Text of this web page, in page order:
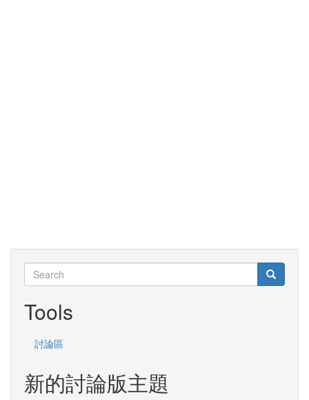
Search
Search Search
Tools
討論區
新的討論版主題